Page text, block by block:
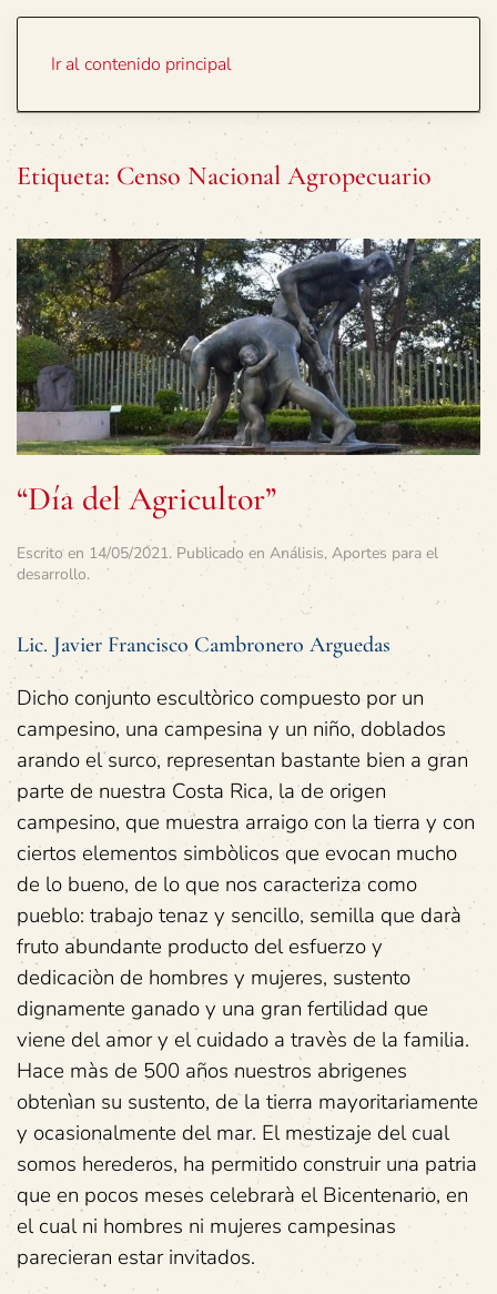
Ir al contenido principal
Etiqueta: Censo Nacional Agropecuario
“Día del Agricultor”
Escrito en 14/05/2021. Publicado en Análisis, Aportes para el
desarrollo.
Lic. Javier Francisco Cambronero Arguedas
Dicho conjunto escultòrico compuesto por un
campesino, una campesina y un niño, doblados
arando el surco, representan bastante bien a gran
parte de nuestra Costa Rica, la de origen
campesino, que muestra arraigo con la tierra y con
ciertos elementos simbòlicos que evocan mucho
de lo bueno, de lo que nos caracteriza como
pueblo: trabajo tenaz y sencillo, semilla que darà
fruto abundante producto del esfuerzo y
dedicaciòn de hombres y mujeres, sustento
dignamente ganado y una gran fertilidad que
viene del amor y el cuidado a travès de la familia.
Hace màs de 500 años nuestros abrigenes
obtenìan su sustento, de la tierra mayoritariamente
y ocasionalmente del mar. El mestizaje del cual
somos herederos, ha permitido construir una patria
que en pocos meses celebrarà el Bicentenario, en
el cual ni hombres ni mujeres campesinas
parecieran estar invitados.